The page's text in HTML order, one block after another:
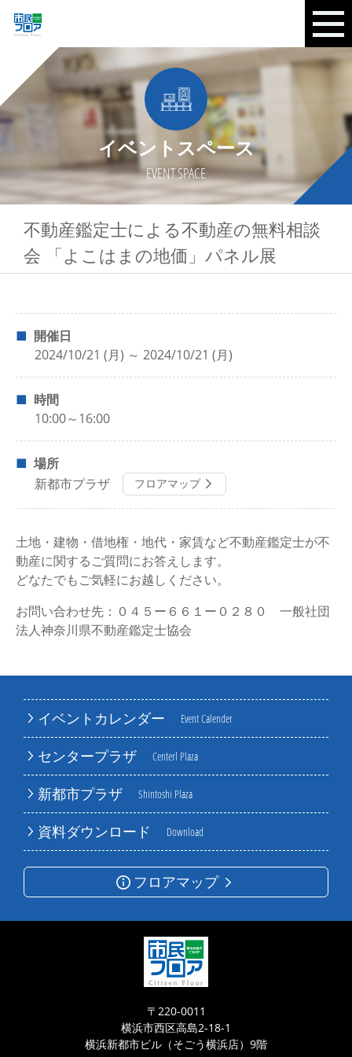
イベントスペース
EVENT SPACE
イベントカレンダー Event Calender
センタープラザ Centerl Plaza
新都市プラザ Shintoshi Plaza
資料ダウンロード Download
フロアマップ
不動産鑑定士による不動産の無料相談
会 「よこはまの地価」パネル展
開催日
2024/10/21 (月) ～ 2024/10/21 (月)
時間
10:00～16:00
場所
新都市プラザ フロアマップ
土地・建物・借地権・地代・家賃など不動産鑑定士が不
動産に関するご質問にお答えします。
どなたでもご気軽にお越しください。
お問い合わせ先：０４５ー６６１ー０２８０ 一般社団
法人神奈川県不動産鑑定士協会
〒220-0011
横浜市西区高島2-18-1
横浜新都市ビル（そごう横浜店）9階